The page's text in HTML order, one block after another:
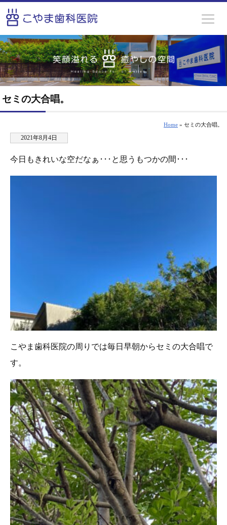
セミの大合唱。
Home » セミの大合唱。
2021年8月4日
今日もきれいな空だなぁ･･･と思うもつかの間･･･
こやま歯科医院の周りでは毎日早朝からセミの大合唱で
す。